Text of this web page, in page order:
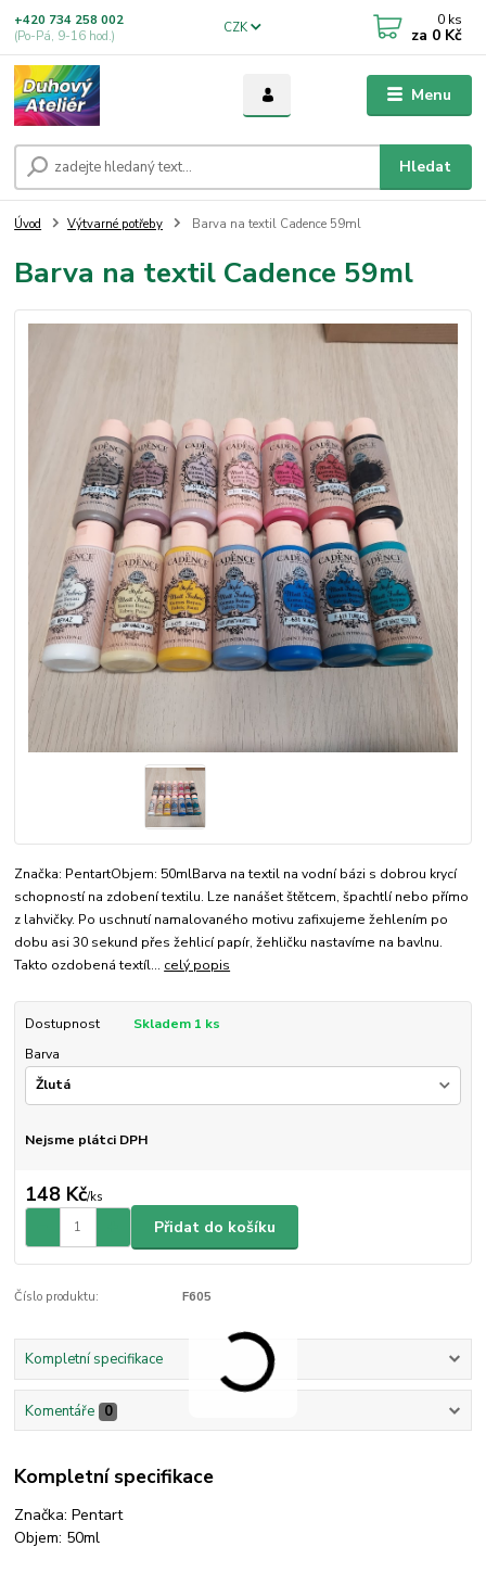
Menu
CZK
Hledat
+420 734 258 002
(Po-Pá, 9-16 hod.)
0 ks
za 0 Kč
Úvod Výtvarné potřeby Barva na textil Cadence 59ml
Barva na textil Cadence 59ml
Značka: PentartObjem: 50mlBarva na textil na vodní bázi s dobrou krycí
schopností na zdobení textilu. Lze nanášet štětcem, špachtlí nebo přímo
z lahvičky. Po uschnutí namalovaného motivu zafixujeme žehlením po
dobu asi 30 sekund přes žehlicí papír, žehličku nastavíme na bavlnu.
Takto ozdobená textíl... celý popis
Dostupnost
Skladem 1 ks
Barva
Nejsme plátci DPH
148 Kč/ks
Přidat do košíku
Číslo produktu: F605
Kompletní specifikace
Komentáře 0
Kompletní specifikace
Značka: Pentart
Objem: 50ml